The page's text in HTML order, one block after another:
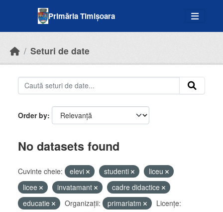
Primăria Timișoara
Seturi de date
Order by
No datasets found
Cuvinte cheie: elevi studenti
liceu
licee
invatamant
cadre didactice
educatie
Organizații: primariatm
Licenţe: